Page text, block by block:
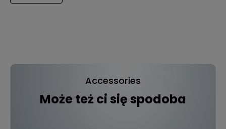
Accessories
Może też ci się spodoba